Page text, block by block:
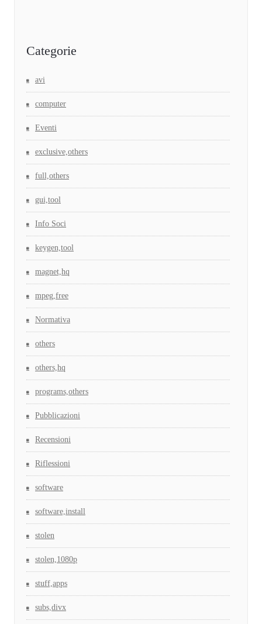
Categorie
avi
computer
Eventi
exclusive,others
full,others
gui,tool
Info Soci
keygen,tool
magnet,hq
mpeg,free
Normativa
others
others,hq
programs,others
Pubblicazioni
Recensioni
Riflessioni
software
software,install
stolen
stolen,1080p
stuff,apps
subs,divx